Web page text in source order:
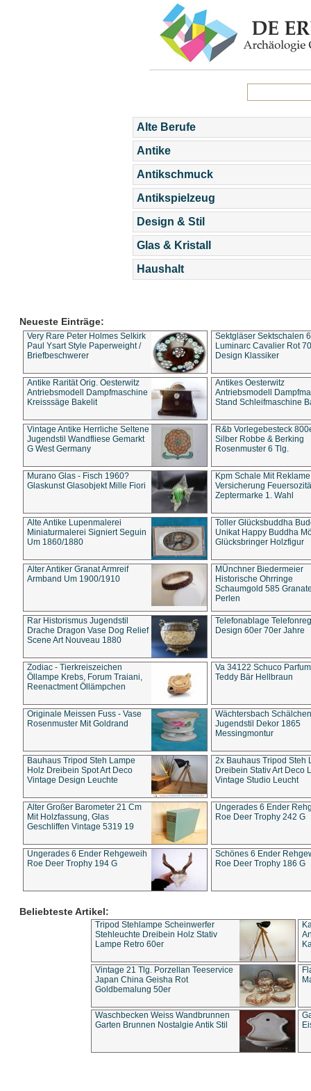
Alte Berufe
Antike
Antikschmuck
Antikspielzeug
Design & Stil
Glas & Kristall
Haushalt
Neueste Einträge:
Very Rare Peter Holmes Selkirk
Paul Ysart Style Paperweight /
Briefbeschwerer
Sektgläser Sektschalen
Luminarc Cavalier Rot
Design Klassiker
Antike Rarität Orig. Oesterwitz
Antriebsmodell Dampfmaschine
Kreisssäge Bakelit
Antikes Oesterwitz
Antriebsmodell
Stand Schleifmaschine
Vintage Antike Herrliche Seltene
Jugendstil Wandfliese Gemarkt
G West Germany
R&b Vorlegebesteck
Silber Robbe & Berking
Rosenmuster 6 Tlg.
Murano Glas - Fisch 1960?
Glaskunst Glasobjekt Mille Fiori
Kpm Schale Mit Reklame
Versicherung
Zeptermarke 1. Wahl
Alte Antike Lupenmalerei
Miniaturmalerei Signiert Seguin
Um 1860/1880
Toller Glücksbuddha
Unikat Happy Buddha
Glücksbringer Holzfigur
Alter Antiker Granat Armreif
Armband Um 1900/1910
MÜnchner Biedermeier
Historische Ohrringe
Schaumgold 585
Perlen
Rar Historismus Jugendstil
Drache Dragon Vase Dog Relief
Scene Art Nouveau 1880
Telefonablage
Design 60er 70er Jahre
Zodiac - Tierkreiszeichen
Öllampe Krebs, Forum Traiani,
Reenactment Öllämpchen
Va 34122 Schuco
Teddy Bär Hellbraun
Originale Meissen Fuss - Vase
Rosenmuster Mit Goldrand
Wächtersbach Schälchen
Jugendstil Dekor 1865
Messingmontur
Bauhaus Tripod Steh Lampe
Holz Dreibein Spot Art Deco
Vintage Design Leuchte
2x Bauhaus Tripod Steh
Dreibein Stativ Art Deco
Vintage Studio Leucht
Alter Großer Barometer 21 Cm
Mit Holzfassung, Glas
Geschliffen Vintage 5319 19
Ungerades 6 Ender
Roe Deer Trophy 242 G
Ungerades 6 Ender Rehgeweih
Roe Deer Trophy 194 G
Schönes 6 Ender
Roe Deer Trophy 186 G
Beliebteste Artikel:
Tripod Stehlampe Scheinwerfer
Stehleuchte Dreibein Holz Stativ
Lampe Retro 60er
Vintage 21 Tlg. Porzellan Teeservice
Japan China Geisha Rot
Goldbemalung 50er
Waschbecken Weiss Wandbrunnen
Garten Brunnen Nostalgie Antik Stil